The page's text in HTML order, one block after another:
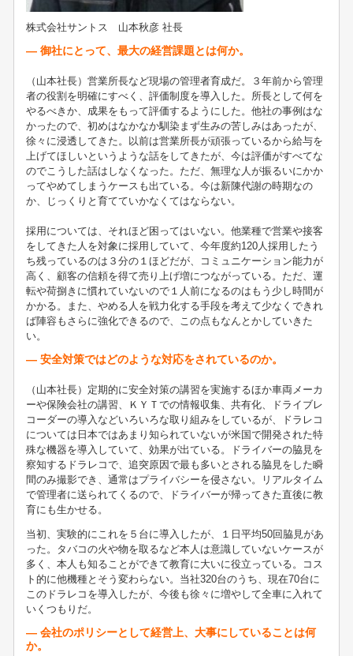
株式会社サントス 山本秋彦 社長
― 御社にとって、最大の経営課題とは何か。
（山本社長）営業所長など現場の管理者育成だ。３年前から管理
者の役割を明確にすべく、評価制度を導入した。所長として何を
やるべきか、成果をもって評価するようにした。他社の事例はな
かったので、初めはなかなか馴染まず生みの苦しみはあったが、
徐々に浸透してきた。以前は営業所長が頑張っているから給与を
上げてほしいというような話をしてきたが、今は評価がすべてな
のでこうした話はしなくなった。ただ、無理な人が振るいにかか
ってやめてしまうケースも出ている。今は新陳代謝の時期なの
か、じっくりと育てていかなくてはならない。
採用については、それほど困ってはいない。他業種で営業や接客
をしてきた人を対象に採用していて、今年度約120人採用したう
ち残っているのは３分の１ほどだが、コミュニケーション能力が
高く、顧客の信頼を得て売り上げ増につながっている。ただ、運
転や荷捌きに慣れていないので１人前になるのはもう少し時間が
かかる。また、やめる人を戦力化する手段を考えて少なくできれ
ば陣容もさらに強化できるので、この点もなんとかしていきた
い。
― 安全対策ではどのような対応をされているのか。
（山本社長）定期的に安全対策の講習を実施するほか車両メーカ
ーや保険会社の講習、ＫＹＴでの情報収集、共有化、ドライブレ
コーダーの導入などいろいろな取り組みをしているが、ドラレコ
については日本ではあまり知られていないが米国で開発された特
殊な機器を導入していて、効果が出ている。ドライバーの脇見を
察知するドラレコで、追突原因で最も多いとされる脇見をした瞬
間のみ撮影でき、通常はプライバシーを侵さない。リアルタイム
で管理者に送られてくるので、ドライバーが帰ってきた直後に教
育にも生かせる。
当初、実験的にこれを５台に導入したが、１日平均50回脇見があ
った。タバコの火や物を取るなど本人は意識していないケースが
多く、本人も知ることができて教育に大いに役立っている。コス
ト的に他機種とそう変わらない。当社320台のうち、現在70台に
このドラレコを導入したが、今後も徐々に増やして全車に入れて
いくつもりだ。
― 会社のポリシーとして経営上、大事にしていることは何
か。